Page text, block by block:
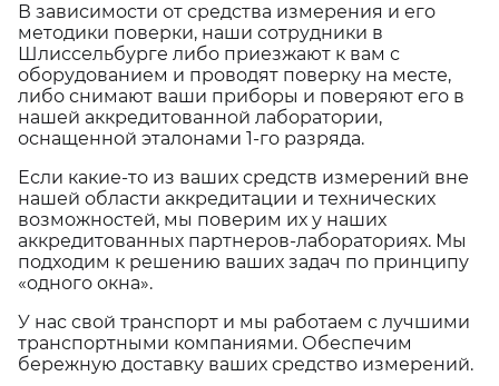
В зависимости от средства измерения и его
методики поверки, наши сотрудники в
Шлиссельбурге либо приезжают к вам с
оборудованием и проводят поверку на месте,
либо снимают ваши приборы и поверяют его в
нашей аккредитованной лаборатории,
оснащенной эталонами 1-го разряда.
Если какие-то из ваших средств измерений вне
нашей области аккредитации и технических
возможностей, мы поверим их у наших
аккредитованных партнеров-лабораториях. Мы
подходим к решению ваших задач по принципу
«одного окна».
У нас свой транспорт и мы работаем с лучшими
транспортными компаниями. Обеспечим
бережную доставку ваших средство измерений.